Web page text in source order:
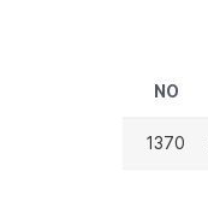
NO
1370